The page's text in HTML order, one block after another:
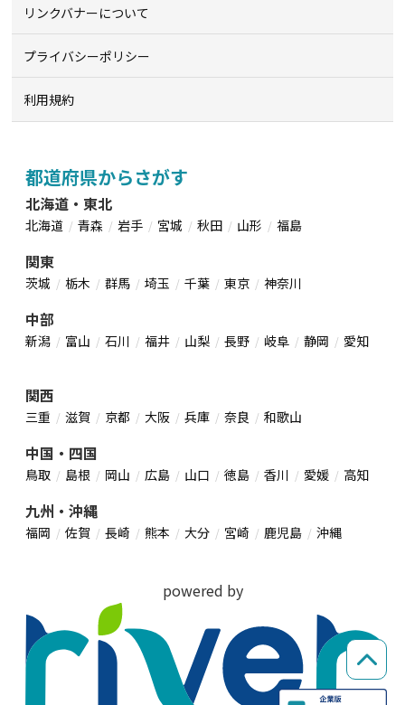
リンクバナーについて
プライバシーポリシー
利用規約
都道府県からさがす
北海道・東北
北海道 青森 岩手 宮城 秋田 山形 福島
関東
茨城 栃木 群馬 埼玉 千葉 東京 神奈川
中部
新潟 富山 石川 福井 山梨 長野 岐阜 静岡 愛知
関西
三重 滋賀 京都 大阪 兵庫 奈良 和歌山
中国・四国
鳥取 島根 岡山 広島 山口 徳島 香川 愛媛 高知
九州・沖縄
福岡 佐賀 長崎 熊本 大分 宮崎 鹿児島 沖縄
powered by